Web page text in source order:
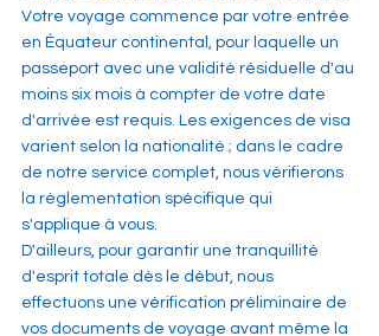
Votre voyage commence par votre entrée
en Équateur continental, pour laquelle un
passeport avec une validité résiduelle d'au
moins six mois à compter de votre date
d'arrivée est requis. Les exigences de visa
varient selon la nationalité ; dans le cadre
de notre service complet, nous vérifierons
la réglementation spécifique qui
s'applique à vous.
D'ailleurs, pour garantir une tranquillité
d'esprit totale dès le début, nous
effectuons une vérification préliminaire de
vos documents de voyage avant même la